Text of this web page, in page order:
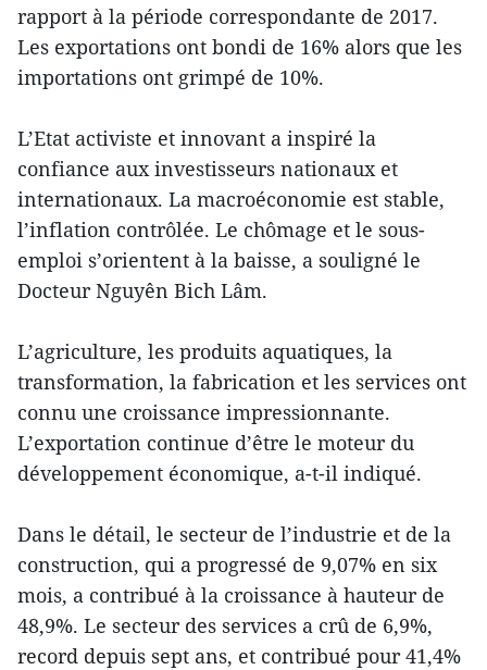
rapport à la période correspondante de 2017.
Les exportations ont bondi de 16% alors que les
importations ont grimpé de 10%.
L’Etat activiste et innovant a inspiré la
confiance aux investisseurs nationaux et
internationaux. La macroéconomie est stable,
l’inflation contrôlée. Le chômage et le sous-
emploi s’orientent à la baisse, a souligné le
Docteur Nguyên Bich Lâm.
L’agriculture, les produits aquatiques, la
transformation, la fabrication et les services ont
connu une croissance impressionnante.
L’exportation continue d’être le moteur du
développement économique, a-t-il indiqué.
Dans le détail, le secteur de l’industrie et de la
construction, qui a progressé de 9,07% en six
mois, a contribué à la croissance à hauteur de
48,9%. Le secteur des services a crû de 6,9%,
record depuis sept ans, et contribué pour 41,4%